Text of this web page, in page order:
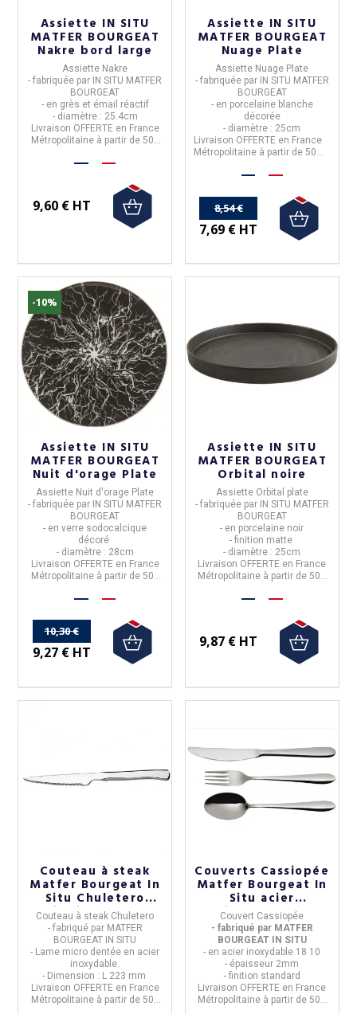
Assiette IN SITU
MATFER BOURGEAT
Nakre bord large
Assiette Nakre
- fabriquée par IN SITU MATFER
BOURGEAT
- en grès et émail réactif
- diamètre : 25.4cm
Livraison OFFERTEen France
Métropolitaine à partir de 50€
9,60 € HT
Assiette IN SITU
MATFER BOURGEAT
Nuage Plate
Assiette Nuage Plate
- fabriquée par IN SITU MATFER
BOURGEAT
- en porcelaine blanche
décorée
- diamètre : 25cm
Livraison OFFERTE en France
Métropolitaine à partir de 50€
8,54 €
7,69 € HT
-10%
Assiette IN SITU
MATFER BOURGEAT
Nuit d'orage Plate
Assiette Nuit d'orage Plate
- fabriquée par IN SITU MATFER
BOURGEAT
- en verre sodocalcique
décoré
- diamètre : 28cm
Livraison OFFERTEen France
Métropolitaine à partir de 50€
10,30 €
9,27 € HT
Assiette IN SITU
MATFER BOURGEAT
Orbital noire
Assiette Orbital plate
- fabriquée par IN SITU MATFER
BOURGEAT
- en porcelaine noir
- finition matte
- diamètre : 25cm
Livraison OFFERTE en France
Métropolitaine à partir de 50€
9,87 € HT
Couteau à steak
Matfer Bourgeat In
Situ Chuletero
acier inoxydable
Couteau à steak Chuletero
- fabriqué par MATFER
BOURGEAT IN SITU
- Lame micro dentée en acier
inoxydable.
- Dimension : L 223 mm
Livraison OFFERTE en France
Métropolitaine à partir de 50€
Couverts Cassiopée
Matfer Bourgeat In
Situ acier
inoxydable
Couvert Cassiopée
- fabriqué par MATFER
BOURGEAT IN SITU
- en acier inoxydable 18 10
- épaisseur 2mm
- finition standard
Livraison OFFERTE en France
Métropolitaine à partir de 50€